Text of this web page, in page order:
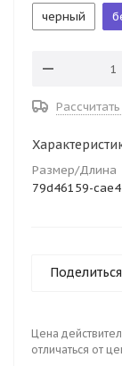
черный
Размер/Длина
79d46159-
Поделиться
Цена
отличаться от